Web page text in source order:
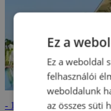
- 14% 69 690 Ft
Ez a
Ez a weboldal
felhasználói
weboldalunk
az összes süti